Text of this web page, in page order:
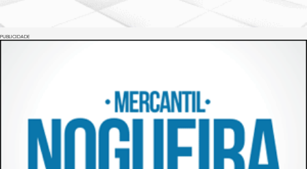
PUBLICIDADE